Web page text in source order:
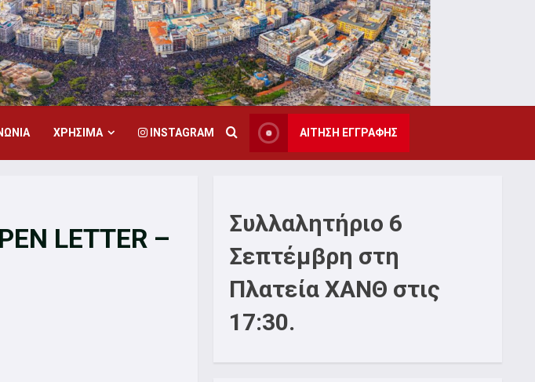
ΧΡΗΣΙΜΑ INSTAGRAM ΑΙΤΗΣΗ ΕΓΓΡΑΦΗΣ
LETTER –
Συλλαλητήριο 6
Σεπτέμβρη στη
Πλατεία ΧΑΝΘ στις
17:30.